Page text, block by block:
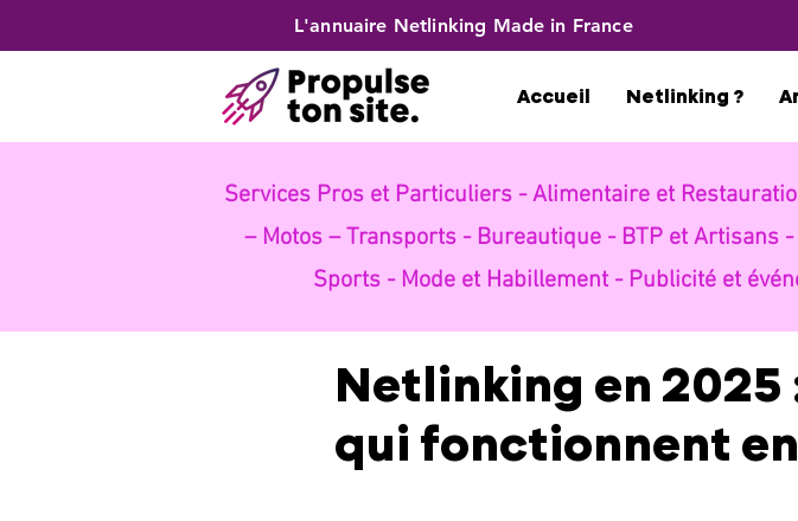
L'annuaire Netlinking Made in France
Accueil Netlinking ?
Services Pros et Particuliers -Alimentaire et
– Motos – Transports - Bureautique - BTP et Artisans -
Sports - Mode et Habillement - Publicité et
Netlinking en 2025
qui fonctionnent